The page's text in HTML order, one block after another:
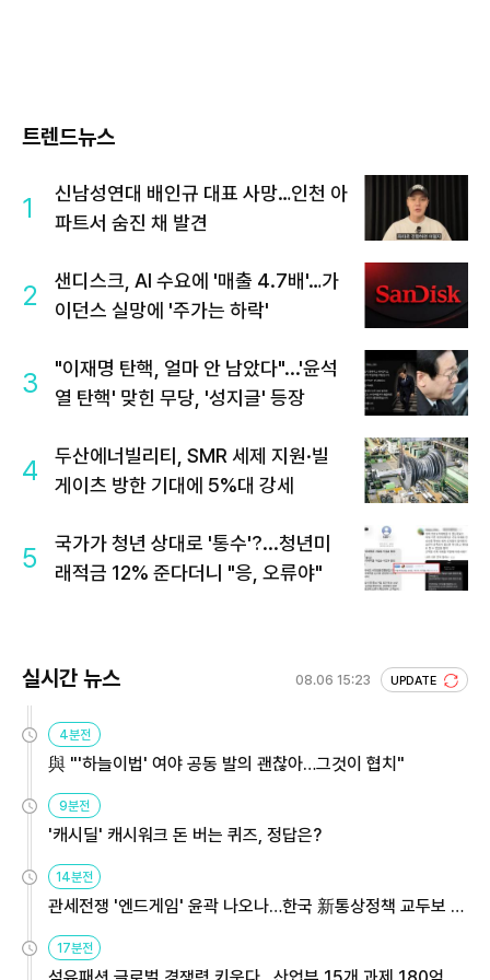
트렌드뉴스
1
신남성연대 배인규 대표 사망…인천 아
파트서 숨진 채 발견
2
샌디스크, AI 수요에 '매출 4.7배'…가
이던스 실망에 '주가는 하락'
3
"이재명 탄핵, 얼마 안 남았다"...'윤석
열 탄핵' 맞힌 무당, '성지글' 등장
4
두산에너빌리티, SMR 세제 지원·빌
게이츠 방한 기대에 5%대 강세
5
국가가 청년 상대로 '통수'?...청년미
래적금 12% 준다더니 "응, 오류야"
실시간 뉴스 08.06 15:23 UPDATE
4분전
與 "'하늘이법' 여야 공동 발의 괜찮아…그것이 협치"
9분전
'캐시딜' 캐시워크 돈 버는 퀴즈, 정답은?
14분전
관세전쟁 '엔드게임' 윤곽 나오나…한국 新통상정책 교두보 활
용해야
17분전